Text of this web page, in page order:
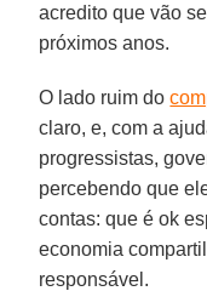
acredito que vão
próximos anos.
O lado ruim do
claro, e, com a
progressistas,
percebendo que
contas: que é ok
economia
responsável.